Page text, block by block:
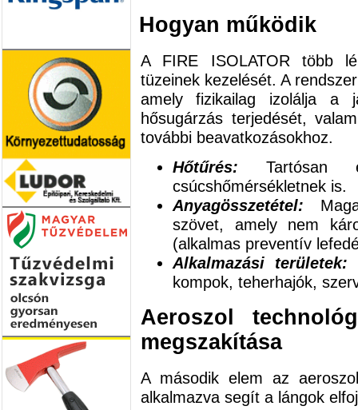
Hogyan működik
A FIRE ISOLATOR több
tüzeinek kezelését. A
amely fizikailag izolálja a
hősugárzás terjedését,
további beavatkozásokhoz.
Hőtűrés: Tartósan
csúcshőmérsékletnek is.
Anyagösszetétel:
szövet, amely nem
(alkalmas preventív
Alkalmazási területek:
kompok, teherhajók,
Aeroszol
megszakítása
A második elem az
alkalmazva segít a lángok